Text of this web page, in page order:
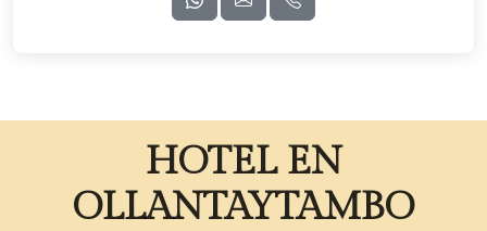
HOTEL EN
OLLANTAYTAMBO